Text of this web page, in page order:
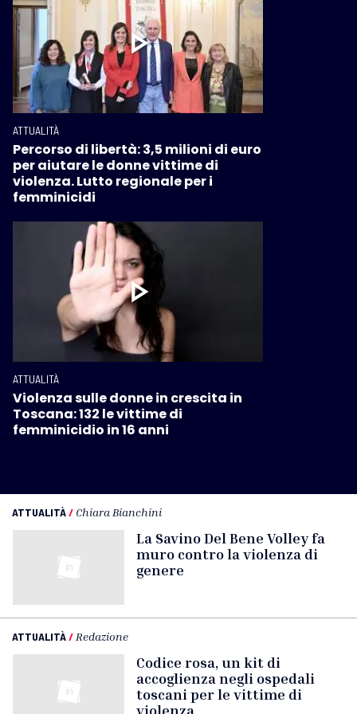
ATTUALITÀ
Percorso di libertà: 3,5 milioni di euro
per aiutare le donne vittime di
violenza. Lutto regionale per i
femminicidi
ATTUALITÀ
Violenza sulle donne in crescita in
Toscana: 132 le vittime di
femminicidio in 16 anni
ATTUALITÀ/ Chiara Bianchini
La Savino Del Bene Volley fa
muro contro la violenza di
genere
ATTUALITÀ/ Redazione
Codice rosa, un kit di
accoglienza negli ospedali
toscani per le vittime di
violenza